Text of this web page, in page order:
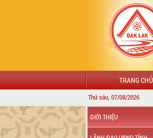
TRANG CHỦ
Thứ sáu, 07/08/2026
GIỚI THIỆU